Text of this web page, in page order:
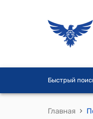
Быстрый
Главная ›